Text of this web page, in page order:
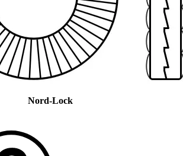
Nord-Lock